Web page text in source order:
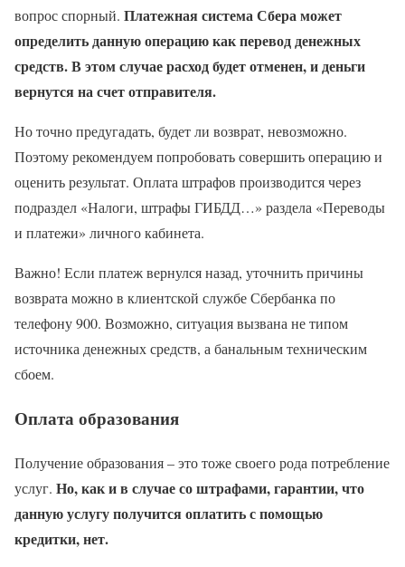
вопрос спорный. Платежная система Сбера может
определить данную операцию как перевод денежных
средств. В этом случае расход будет отменен, и деньги
вернутся на счет отправителя.
Но точно предугадать, будет ли возврат, невозможно.
Поэтому рекомендуем попробовать совершить операцию и
оценить результат. Оплата штрафов производится через
подраздел «Налоги, штрафы ГИБДД…» раздела «Переводы
и платежи» личного кабинета.
Важно! Если платеж вернулся назад, уточнить причины
возврата можно в клиентской службе Сбербанка по
телефону 900. Возможно, ситуация вызвана не типом
источника денежных средств, а банальным техническим
сбоем.
Оплата образования
Получение образования – это тоже своего рода потребление
услуг. Но, как и в случае со штрафами, гарантии, что
данную услугу получится оплатить с помощью
кредитки, нет.